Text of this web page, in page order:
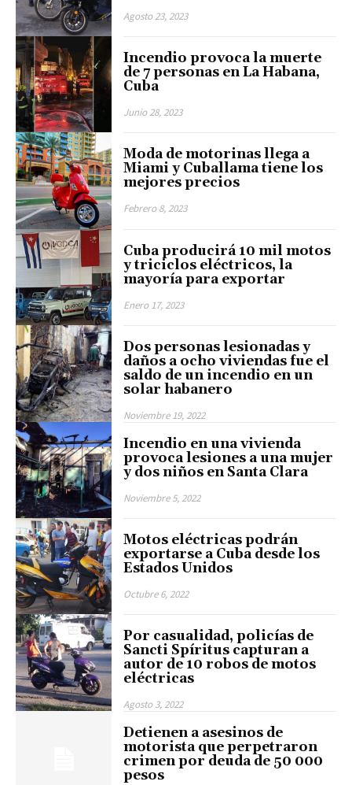
Agosto 23, 2023
Incendio provoca la muerte
de 7 personas en La Habana,
Cuba
Junio 28, 2023
Moda de motorinas llega a
Miami y Cuballama tiene los
mejores precios
Febrero 8, 2023
Cuba producirá 10 mil motos
y triciclos eléctricos, la
mayoría para exportar
Enero 17, 2023
Dos personas lesionadas y
daños a ocho viviendas fue el
saldo de un incendio en un
solar habanero
Noviembre 19, 2022
Incendio en una vivienda
provoca lesiones a una mujer
y dos niños en Santa Clara
Noviembre 5, 2022
Motos eléctricas podrán
exportarse a Cuba desde los
Estados Unidos
Octubre 6, 2022
Por casualidad, policías de
Sancti Spíritus capturan a
autor de 10 robos de motos
eléctricas
Agosto 3, 2022
Detienen a asesinos de
motorista que perpetraron
crimen por deuda de 50 000
pesos